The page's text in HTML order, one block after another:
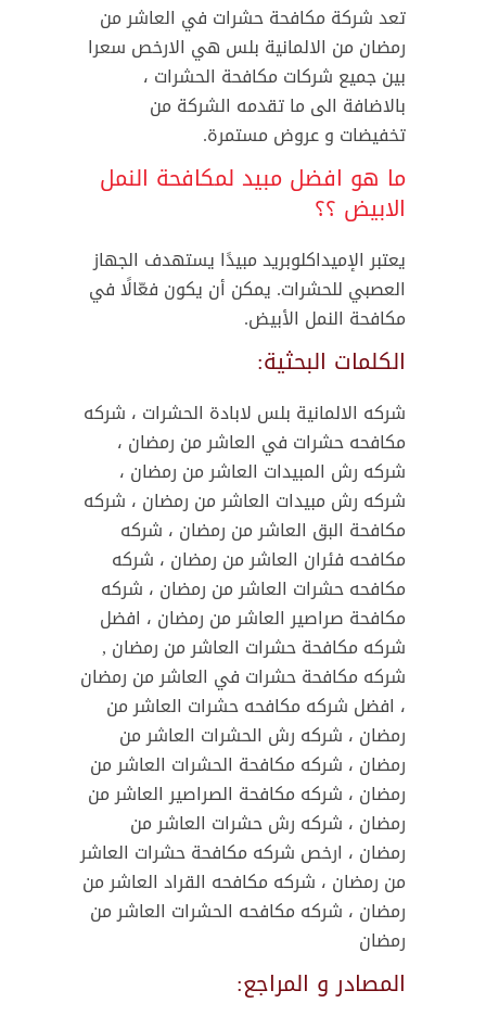
تعد شركة مكافحة حشرات في العاشر من
رمضان من الالمانية بلس هي الارخص سعرا
بين جميع شركات مكافحة الحشرات ،
بالاضافة الى ما تقدمه الشركة من
تخفيضات و عروض مستمرة.
ما هو افضل مبيد لمكافحة النمل
الابيض ؟؟
يعتبر الإميداكلوبريد مبيدًا يستهدف الجهاز
العصبي للحشرات. يمكن أن يكون فعّالًا في
مكافحة النمل الأبيض.
الكلمات البحثية:
شركه الالمانية بلس لابادة الحشرات ، شركه
مكافحه حشرات في العاشر من رمضان ،
شركه رش المبيدات العاشر من رمضان ،
شركه رش مبيدات العاشر من رمضان ، شركه
مكافحة البق العاشر من رمضان ، شركه
مكافحه فئران العاشر من رمضان ، شركه
مكافحه حشرات العاشر من رمضان ، شركه
مكافحة صراصير العاشر من رمضان ، افضل
شركه مكافحة حشرات العاشر من رمضان ,
شركه مكافحة حشرات في العاشر من رمضان
، افضل شركه مكافحه حشرات العاشر من
رمضان ، شركه رش الحشرات العاشر من
رمضان ، شركه مكافحة الحشرات العاشر من
رمضان ، شركه مكافحة الصراصير العاشر من
رمضان ، شركه رش حشرات العاشر من
رمضان ، ارخص شركه مكافحة حشرات العاشر
من رمضان ، شركه مكافحه القراد العاشر من
رمضان ، شركه مكافحه الحشرات العاشر من
رمضان
المصادر و المراجع: